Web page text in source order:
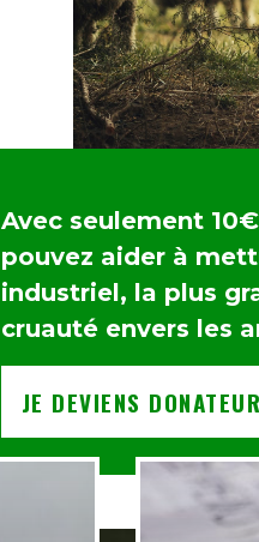
Avec seulement
pouvez aider à
industriel, la plus
cruauté envers les
JE DEVIENS